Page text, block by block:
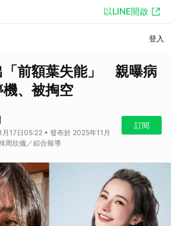
以LINE開啟
登入
「前額葉失能」 親曝病
、被掏空
17日05:22 • 發布於 2025年11月
周欣儀／綜合報導
訂閱